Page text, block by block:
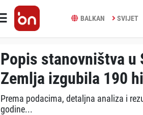
BALKAN SVIJET
Popis stanovništva u
Zemlja izgubila 190
Prema podacima, detaljna analiza i
godine...